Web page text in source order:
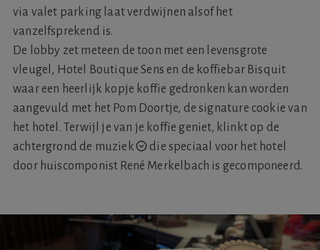
via valet parking laat verdwijnen alsof het
vanzelfsprekend is.
De lobby zet meteen de toon met een levensgrote
vleugel, Hotel Boutique Sens en de koffiebar Bisquit
waar een heerlijk kopje koffie gedronken kan worden
aangevuld met het Pom Doortje, de signature cookie van
het hotel. Terwijl je van je koffie geniet, klinkt op de
achtergrond de muziek
die speciaal voor het hotel
door huiscomponist René Merkelbach is gecomponeerd.